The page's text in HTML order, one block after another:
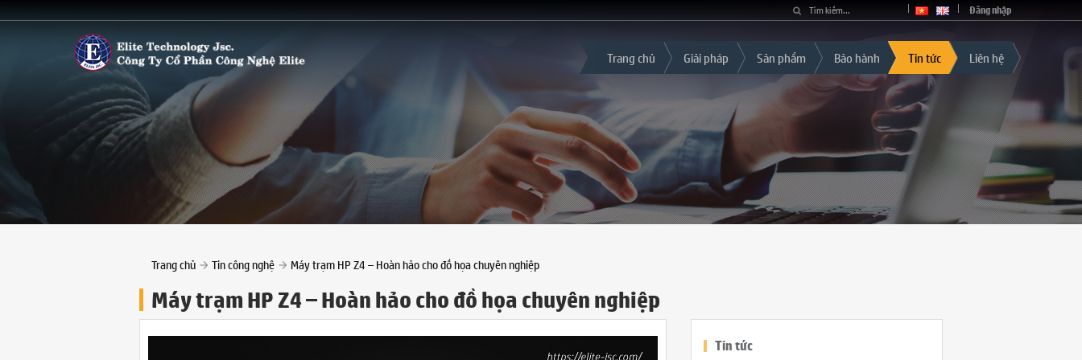
Đăng nhập
Trang chủ Giải pháp Sản phẩm Bảo hành Tin tức Liên hệ
Trang chủ Tin công nghệ Máy trạm HP Z4 – Hoàn hảo cho đồ họa chuyên nghiệp
Máy trạm HP Z4 – Hoàn hảo cho đồ họa chuyên nghiệp
Tin tức